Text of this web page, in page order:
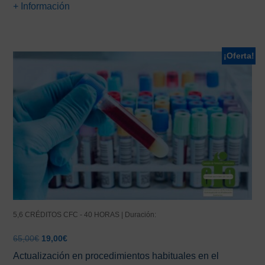
era:
es:
+ Información
¡Oferta!
5,6 CRÉDITOS CFC - 40 HORAS | Duración:
65,00€ El
precio
original
19,00€El
actual
Actualización en procedimientos habituales en el